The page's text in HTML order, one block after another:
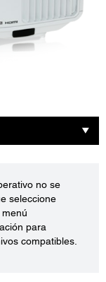
no se
seleccione
para
compatibles.